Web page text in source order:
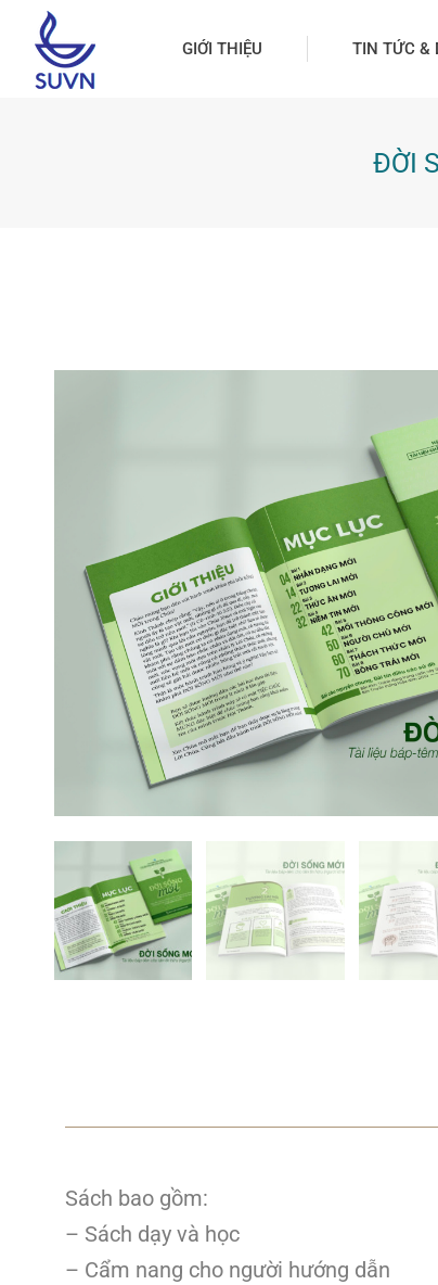
GIỚI THIỆU TIN TỨC &
ĐỜI
Sách bao gồm:
– Sách dạy và học
– Cẩm nang cho người hướng dẫn